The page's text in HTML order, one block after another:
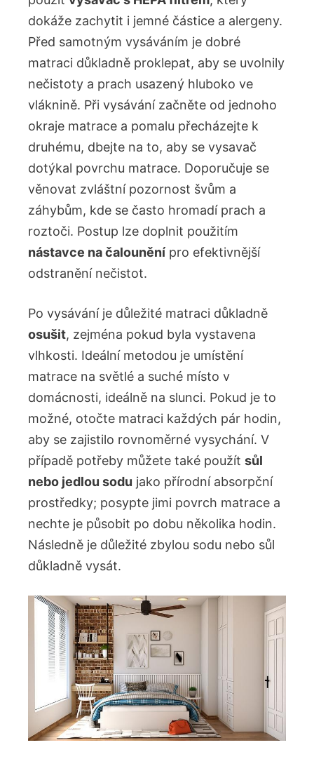
dokáže zachytit i jemné částice a alergeny.
Před samotným vysáváním je dobré
matraci důkladně proklepat, aby se uvolnily
nečistoty a prach usazený hluboko ve
vláknině. Při vysávání začněte od jednoho
okraje matrace a pomalu přecházejte k
druhému, dbejte na to, aby se vysavač
dotýkal povrchu matrace. Doporučuje se
věnovat zvláštní pozornost švům a
záhybům, kde se často hromadí prach a
roztoči. Postup lze doplnit použitím
nástavce na čalounění pro efektivnější
odstranění nečistot.
Po vysávání je důležité matraci důkladně
osušit, zejména pokud byla vystavena
vlhkosti. Ideální metodou je umístění
matrace na světlé a suché místo v
domácnosti, ideálně na slunci. Pokud je to
možné, otočte matraci každých pár hodin,
aby se zajistilo rovnoměrné vysychání. V
případě potřeby můžete také použít sůl
nebo jedlou sodu jako přírodní absorpční
prostředky; posypte jimi povrch matrace a
nechte je působit po dobu několika hodin.
Následně je důležité zbylou sodu nebo sůl
důkladně vysát.